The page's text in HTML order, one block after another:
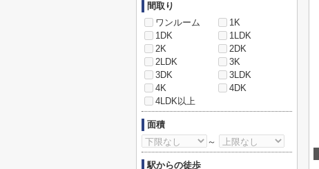
間取り
ワンルーム
1K
1DK
1LDK
2K
2DK
2LDK
3K
3DK
3LDK
4K
4DK
4LDK以上
面積
～
駅からの徒歩